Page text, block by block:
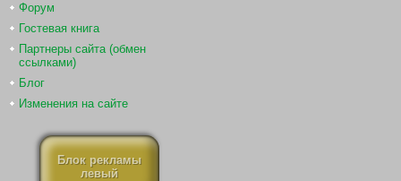
Форум
Гостевая книга
Партнеры сайта (обмен
ссылками)
Блог
Изменения на сайте
Блок рекламы
левый